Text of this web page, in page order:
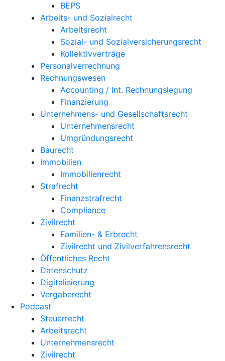
BEPS
Arbeits- und Sozialrecht
Arbeitsrecht
Sozial- und Sozialversicherungsrecht
Kollektivverträge
Personalverrechnung
Rechnungswesen
Accounting / Int. Rechnungslegung
Finanzierung
Unternehmens- und Gesellschaftsrecht
Unternehmensrecht
Umgründungsrecht
Baurecht
Immobilien
Immobilienrecht
Strafrecht
Finanzstrafrecht
Compliance
Zivilrecht
Familien- & Erbrecht
Zivilrecht und Zivilverfahrensrecht
Öffentliches Recht
Datenschutz
Digitalisierung
Vergaberecht
Podcast
Steuerrecht
Arbeitsrecht
Unternehmens­recht
Zivilrecht